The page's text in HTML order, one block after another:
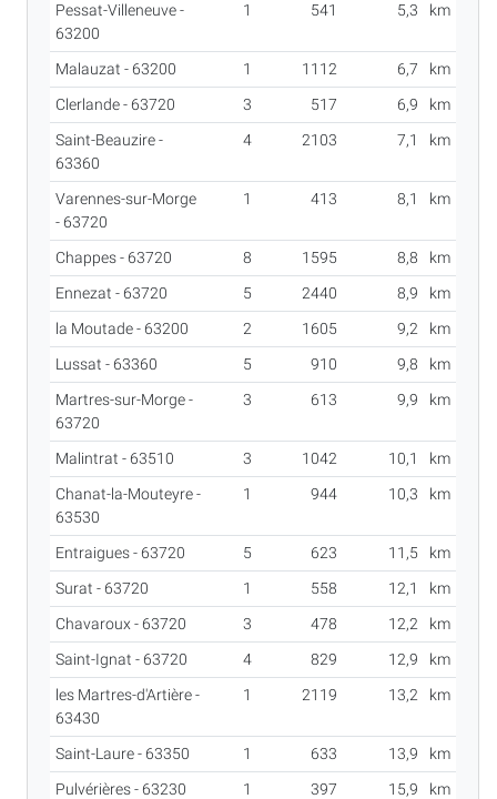
Pessat-Villeneuve -
63200
1 541 5,3 km
Malauzat - 63200 1 1112 6,7
km
Clerlande - 63720
3 517 6,9
km
Saint-Beauzire -
63360
4 2103 7,1 km
Varennes-sur-Morge
- 63720
1 413 8,1 km
Chappes - 63720 8 1595 8,8
km
Ennezat - 63720
5 2440 8,9
km
la Moutade - 63200
2 1605 9,2
km
Lussat - 63360
5 910 9,8
km
Martres-sur-Morge -
63720
3 613 9,9 km
Malintrat - 63510 3 1042 10,1
km
Chanat-la-Mouteyre -
63530
1 944 10,3 km
Entraigues - 63720 5 623 11,5
km
Surat - 63720
1 558 12,1
km
Chavaroux - 63720
3 478 12,2
km
Saint-Ignat - 63720
4 829 12,9
km
les Martres-d'Artière -
63430
1 2119 13,2 km
Saint-Laure - 63350 1 633 13,9
km
Pulvérières - 63230
1 397 15,9 km